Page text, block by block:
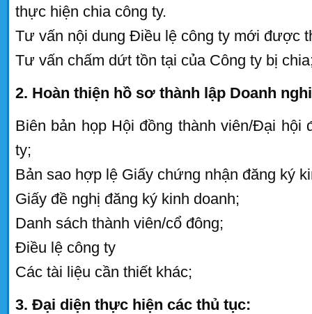
thực hiện chia công ty.
Tư vấn nội dung Điều lệ công ty mới được
Tư vấn chấm dứt tồn tại của Công ty bị
2. Hoàn thiện hồ sơ thành lập Doanh
Biên bản họp Hội đồng thành viên/Đại hội
ty;
Bản sao hợp lệ Giấy chứng nhận đăng ký
Giấy đề nghị đăng ký kinh doanh;
Danh sách thành viên/cổ đông;
Điều lệ công ty
Các tài liệu cần thiết khác;
3. Đại diện thực hiện các thủ tục: